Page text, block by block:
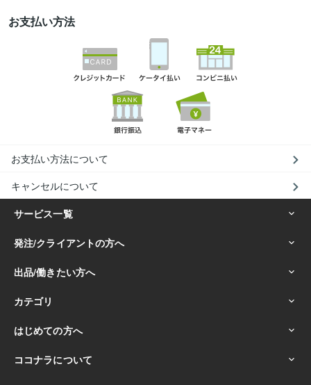
お支払い方法
お支払い方法について
キャンセルについて